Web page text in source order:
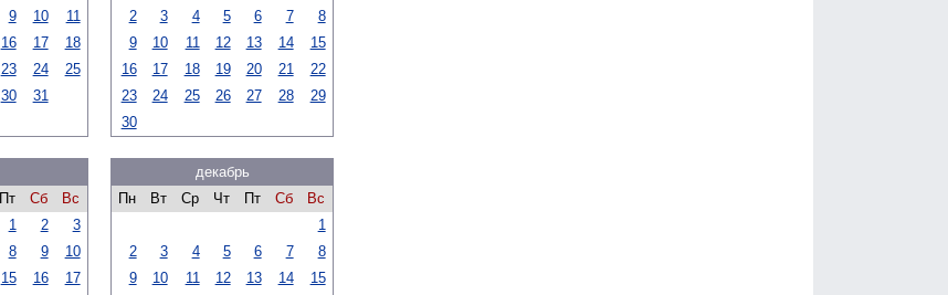
9 10
11
16 17
18
23 24
25
30 31
2
3 4 5 6 7
8
9
10 11 12 13 14
15
16
17 18 19 20 21
22
23
24 25 26 27 28
29
30
Пт Сб
Вс
1
2
3
8 9
10
15 16
17
декабрь
Пн
Вт Ср Чт Пт Сб
Вс
1
2
3 4 5 6 7
8
9
10 11 12 13 14
15